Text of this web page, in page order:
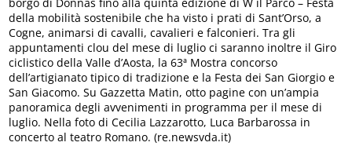
della mobilità sostenibile che ha visto i prati di Sant’Orso, a
Cogne, animarsi di cavalli, cavalieri e falconieri. Tra gli
appuntamenti clou del mese di luglio ci saranno inoltre il Giro
ciclistico della Valle d’Aosta, la 63ª Mostra concorso
dell’artigianato tipico di tradizione e la Festa dei San Giorgio e
San Giacomo. Su Gazzetta Matin, otto pagine con un’ampia
panoramica degli avvenimenti in programma per il mese di
luglio. Nella foto di Cecilia Lazzarotto, Luca Barbarossa in
concerto al teatro Romano. (re.newsvda.it)